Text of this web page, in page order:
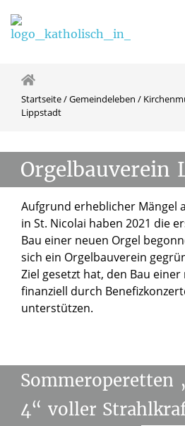
Startseite/Gemeindeleben /
Lippstadt
Orgelbauverein
Aufgrund erheblicher Mängel
in St. Nicolai haben 2021 die
Bau einer neuen Orgel
sich ein Orgelbauverein
Ziel gesetzt hat, den Bau einer
finanziell durch
unterstützen.
Sommeroperetten
4“ voller